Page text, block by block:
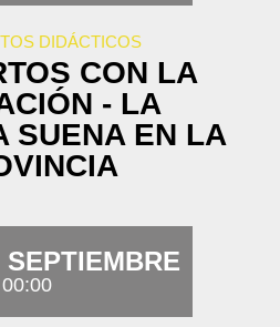
DIDÁCTICOS
CON LA
- LA
SUENA EN LA
SEPTIEMBRE
00:00